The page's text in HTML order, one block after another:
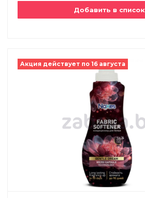
Добавить в список
Акция действует по 16 августа